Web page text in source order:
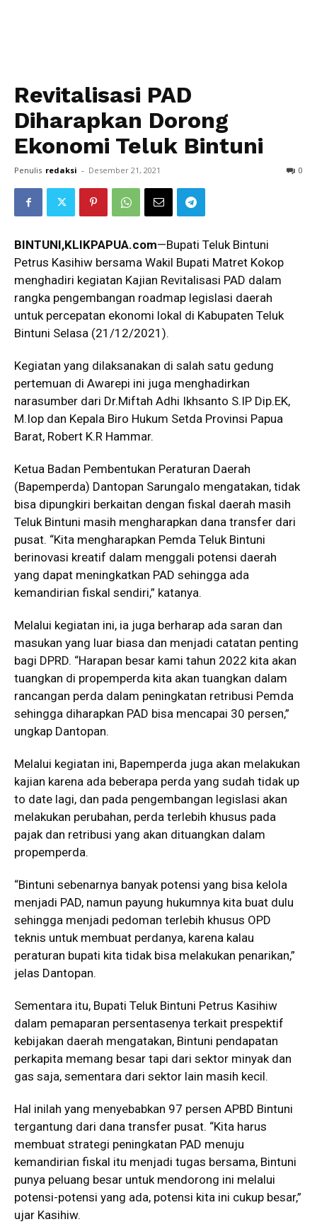
Revitalisasi PAD
Diharapkan Dorong
Ekonomi Teluk Bintuni
Penulis redaksi - Desember 21, 2021 0
BINTUNI,KLIKPAPUA.com—Bupati Teluk Bintuni
Petrus Kasihiw bersama Wakil Bupati Matret Kokop
menghadiri kegiatan Kajian Revitalisasi PAD dalam
rangka pengembangan roadmap legislasi daerah
untuk percepatan ekonomi lokal di Kabupaten Teluk
Bintuni Selasa (21/12/2021).
Kegiatan yang dilaksanakan di salah satu gedung
pertemuan di Awarepi ini juga menghadirkan
narasumber dari Dr.Miftah Adhi Ikhsanto S.IP Dip.EK,
M.Iop dan Kepala Biro Hukum Setda Provinsi Papua
Barat, Robert K.R Hammar.
Ketua Badan Pembentukan Peraturan Daerah
(Bapemperda) Dantopan Sarungalo mengatakan, tidak
bisa dipungkiri berkaitan dengan fiskal daerah masih
Teluk Bintuni masih mengharapkan dana transfer dari
pusat. “Kita mengharapkan Pemda Teluk Bintuni
berinovasi kreatif dalam menggali potensi daerah
yang dapat meningkatkan PAD sehingga ada
kemandirian fiskal sendiri,” katanya.
Melalui kegiatan ini, ia juga berharap ada saran dan
masukan yang luar biasa dan menjadi catatan penting
bagi DPRD. “Harapan besar kami tahun 2022 kita akan
tuangkan di propemperda kita akan tuangkan dalam
rancangan perda dalam peningkatan retribusi Pemda
sehingga diharapkan PAD bisa mencapai 30 persen,”
ungkap Dantopan.
Melalui kegiatan ini, Bapemperda juga akan melakukan
kajian karena ada beberapa perda yang sudah tidak up
to date lagi, dan pada pengembangan legislasi akan
melakukan perubahan, perda terlebih khusus pada
pajak dan retribusi yang akan dituangkan dalam
propemperda.
“Bintuni sebenarnya banyak potensi yang bisa kelola
menjadi PAD, namun payung hukumnya kita buat dulu
sehingga menjadi pedoman terlebih khusus OPD
teknis untuk membuat perdanya, karena kalau
peraturan bupati kita tidak bisa melakukan penarikan,”
jelas Dantopan.
Sementara itu, Bupati Teluk Bintuni Petrus Kasihiw
dalam pemaparan persentasenya terkait prespektif
kebijakan daerah mengatakan, Bintuni pendapatan
perkapita memang besar tapi dari sektor minyak dan
gas saja, sementara dari sektor lain masih kecil.
Hal inilah yang menyebabkan 97 persen APBD Bintuni
tergantung dari dana transfer pusat. “Kita harus
membuat strategi peningkatan PAD menuju
kemandirian fiskal itu menjadi tugas bersama, Bintuni
punya peluang besar untuk mendorong ini melalui
potensi-potensi yang ada, potensi kita ini cukup besar,”
ujar Kasihiw.